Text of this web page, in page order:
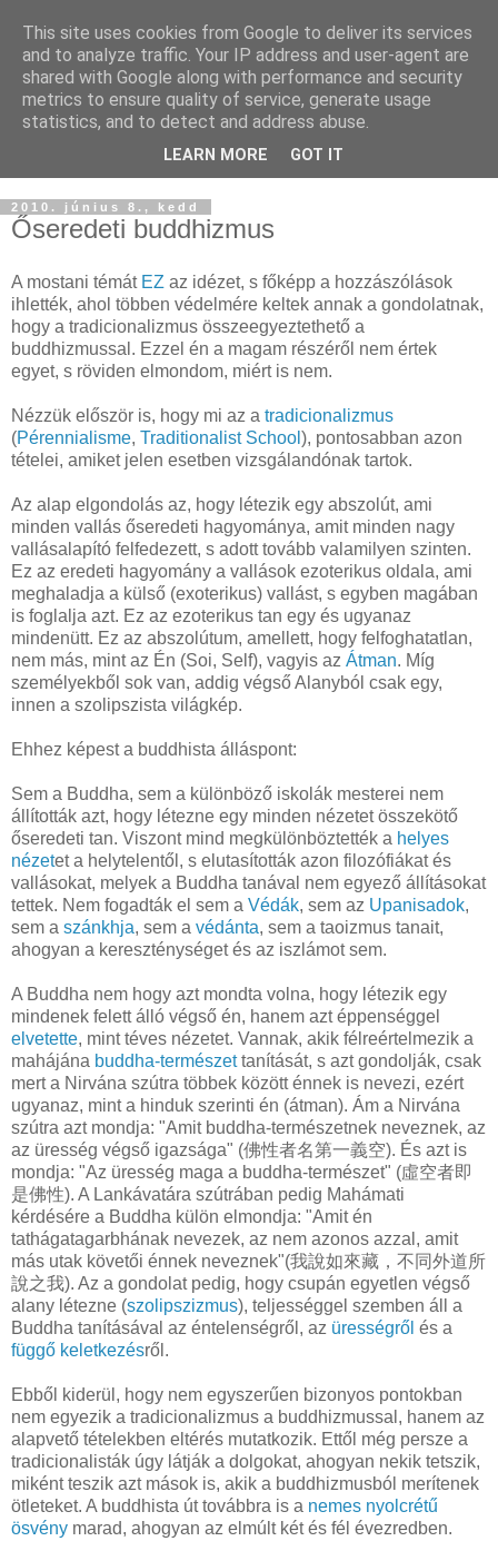
Buddhapest
Hétköznapi buddhizmus
2010. június 8., kedd
Őseredeti buddhizmus
A mostani témát EZ az idézet, s főképp a hozzászólások
ihlették, ahol többen védelmére keltek annak a gondolatnak,
hogy a tradicionalizmus összeegyeztethető a
buddhizmussal. Ezzel én a magam részéről nem értek
egyet, s röviden elmondom, miért is nem.
Nézzük először is, hogy mi az a tradicionalizmus
(Pérennialisme, Traditionalist School ), pontosabban azon
tételei, amiket jelen esetben vizsgálandónak tartok.
Az alap elgondolás az, hogy létezik egy abszolút, ami
minden vallás őseredeti hagyománya, amit minden nagy
vallásalapító felfedezett, s adott tovább valamilyen szinten.
Ez az eredeti hagyomány a vallások ezoterikus oldala, ami
meghaladja a külső (exoterikus) vallást, s egyben magában
is foglalja azt. Ez az ezoterikus tan egy és ugyanaz
mindenütt. Ez az abszolútum, amellett, hogy felfoghatatlan,
nem más, mint az Én (Soi, Self), vagyis az Átman. Míg
személyekből sok van, addig végső Alanyból csak egy,
innen a szolipszista világkép.
Ehhez képest a buddhista álláspont:
Sem a Buddha, sem a különböző iskolák mesterei nem
állították azt, hogy létezne egy minden nézetet összekötő
őseredeti tan. Viszont mind megkülönböztették a helyes
nézetet a helytelentől, s elutasították azon filozófiákat és
vallásokat, melyek a Buddha tanával nem egyező állításokat
tettek. Nem fogadták el sem a Védák, sem az Upanisadok,
sem a szánkhja, sem a védánta, sem a taoizmus tanait,
ahogyan a kereszténységet és az iszlámot sem.
A Buddha nem hogy azt mondta volna, hogy létezik egy
mindenek felett álló végső én, hanem azt éppenséggel
elvetette, mint téves nézetet. Vannak, akik félreértelmezik a
mahájána buddha-természettanítását, s azt gondolják, csak
mert a Nirvána szútra többek között énnek is nevezi, ezért
ugyanaz, mint a hinduk szerinti én (átman). Ám a Nirvána
szútra azt mondja: "Amit buddha-természetnek neveznek, az
az üresség végső igazsága" (佛性者名第一義空). És azt is
mondja: "Az üresség maga a buddha-természet" (虛空者即
是佛性). A Lankávatára szútrában pedig Mahámati
kérdésére a Buddha külön elmondja: "Amit én
tathágatagarbhának nevezek, az nem azonos azzal, amit
más utak követői énnek neveznek"(我說如來藏，不同外道所
說之我). Az a gondolat pedig, hogy csupán egyetlen végső
alany létezne (szolipszizmus), teljességgel szemben áll a
Buddha tanításával az éntelenségről, az ürességről és a
függő keletkezésről.
Ebből kiderül, hogy nem egyszerűen bizonyos pontokban
nem egyezik a tradicionalizmus a buddhizmussal, hanem az
alapvető tételekben eltérés mutatkozik. Ettől még persze a
tradicionalisták úgy látják a dolgokat, ahogyan nekik tetszik,
miként teszik azt mások is, akik a buddhizmusból merítenek
ötleteket. A buddhista út továbbra is a nemes nyolcrétű
ösvény marad, ahogyan az elmúlt két és fél évezredben.
This site uses cookies from Google to deliver its services
and to analyze traffic. Your IP address and user-agent are
shared with Google along with performance and security
metrics to ensure quality of service, generate usage
statistics, and to detect and address abuse.
LEARN MORE GOT IT